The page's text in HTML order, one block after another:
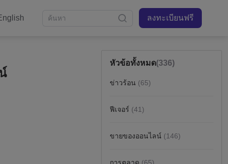
ลงทะเบียนฟรี
หัวข้อทั้งหมด(336)
ข่าวร้อน (65)
ฟีเจอร์ (41)
ขายของออนไลน์ (146)